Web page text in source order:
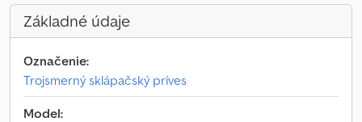
Základné údaje
Označenie:
Trojsmerný sklápačský príves
Model: